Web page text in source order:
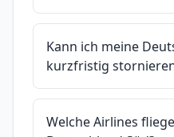
Kann ich meine
kurzfristig
Welche Airlines